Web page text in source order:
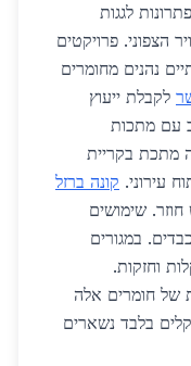
לגגות
הצפוני. פרויקטים
נהנים מחומרים
לקבלת ייעוץ
עם מתכות
מתכת בקריית
עירוני. קונה ברזל
חוזר. שימושים
במגורים
וחזקות.
של חומרים אלה
בלבד נשארים